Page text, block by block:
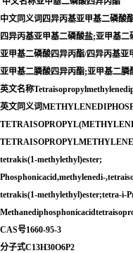
中文同义词四异丙基亚甲基二磷酸
四异丙基亚甲基二磷酸盐;亚甲基二
亚甲基二磷酸四异丙酯/四异丙基亚
亚甲基二膦酸四异丙酯;亚甲基二
英文名称
英文同义词
tetrakis(1-methylethyl)ester;
Phosphonicacid,methylenedi-
tetrakis(1-methylethyl)ester;tetra-i-
CAS号1660-95-3
分子式C13H30O6P2